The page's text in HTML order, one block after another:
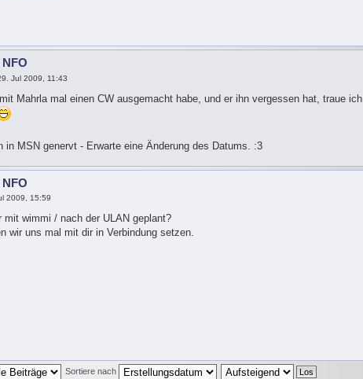
Jul 2009, 11:43
Mahrla mal einen CW ausgemacht habe, und er ihn vergessen hat, traue ich
in MSN genervt - Erwarte eine Änderung des Datums. :3
2009, 15:59
mit wimmi / nach der ULAN geplant?
wir uns mal mit dir in Verbindung setzen.
Sortiere nach